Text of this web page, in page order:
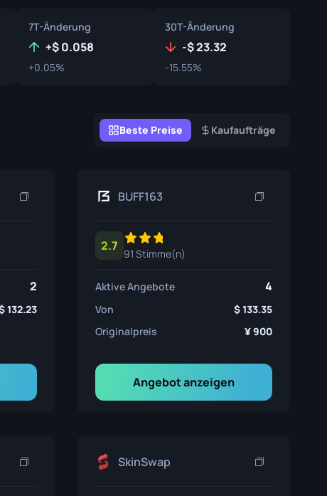
Souvenir
Souvenir-Highlight
7T-Änderung
+ 0.058
+0.05%
30T-Änderung
- 23.32
-15.55%
Beste Preise Kaufaufträge
2
132.23
BUFF163
2.7
91 Stimme(n)
Aktive Angebote 4
Von
133.35
Originalpreis
900
Angebot anzeigen
SkinSwap